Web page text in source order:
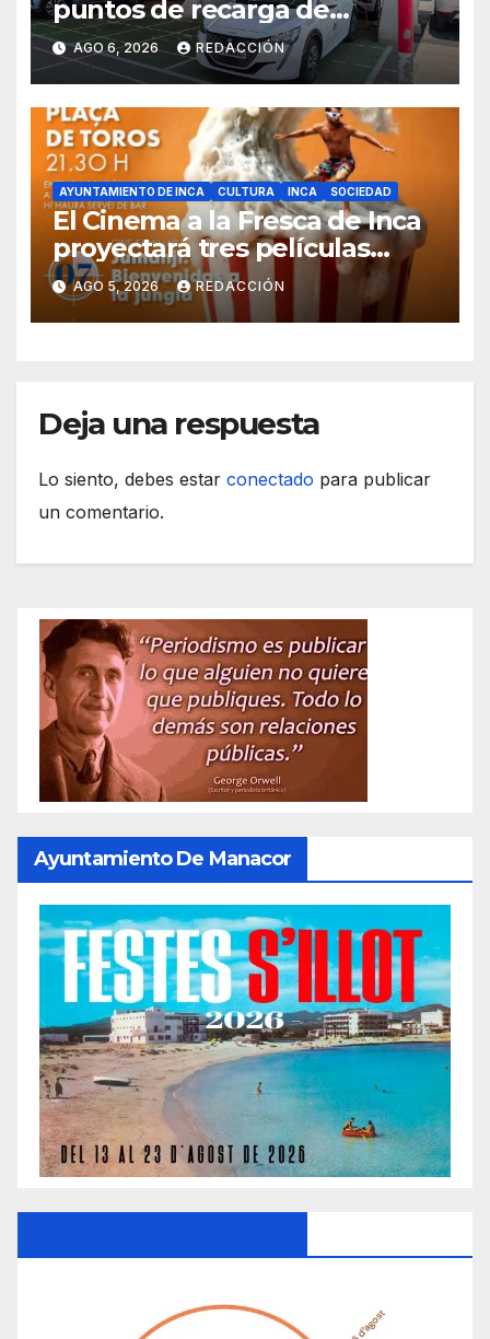
puntos de recarga de
vehículos eléctricos en el
Hospital de Inca
AGO 6, 2026 REDACCIÓN
AYUNTAMIENTO DE INCA CULTURA INCA SOCIEDAD
El Cinema a la Fresca de Inca
proyectará tres películas
solidarias en la plaza de toros
AGO 5, 2026 REDACCIÓN
Deja una respuesta
Lo siento, debes estar conectado para publicar
un comentario.
Ayuntamiento De Manacor